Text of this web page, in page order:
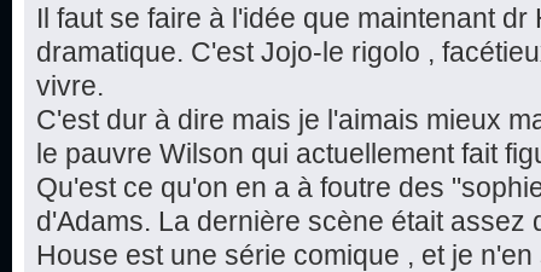
Il faut se faire à l'idée que maintenant
dramatique. C'est Jojo-le rigolo ,
vivre.
C'est dur à dire mais je l'aimais mieux
le pauvre Wilson qui actuellement fait
Qu'est ce qu'on en a à foutre des
d'Adams. La dernière scène était assez
House est une série comique , et je